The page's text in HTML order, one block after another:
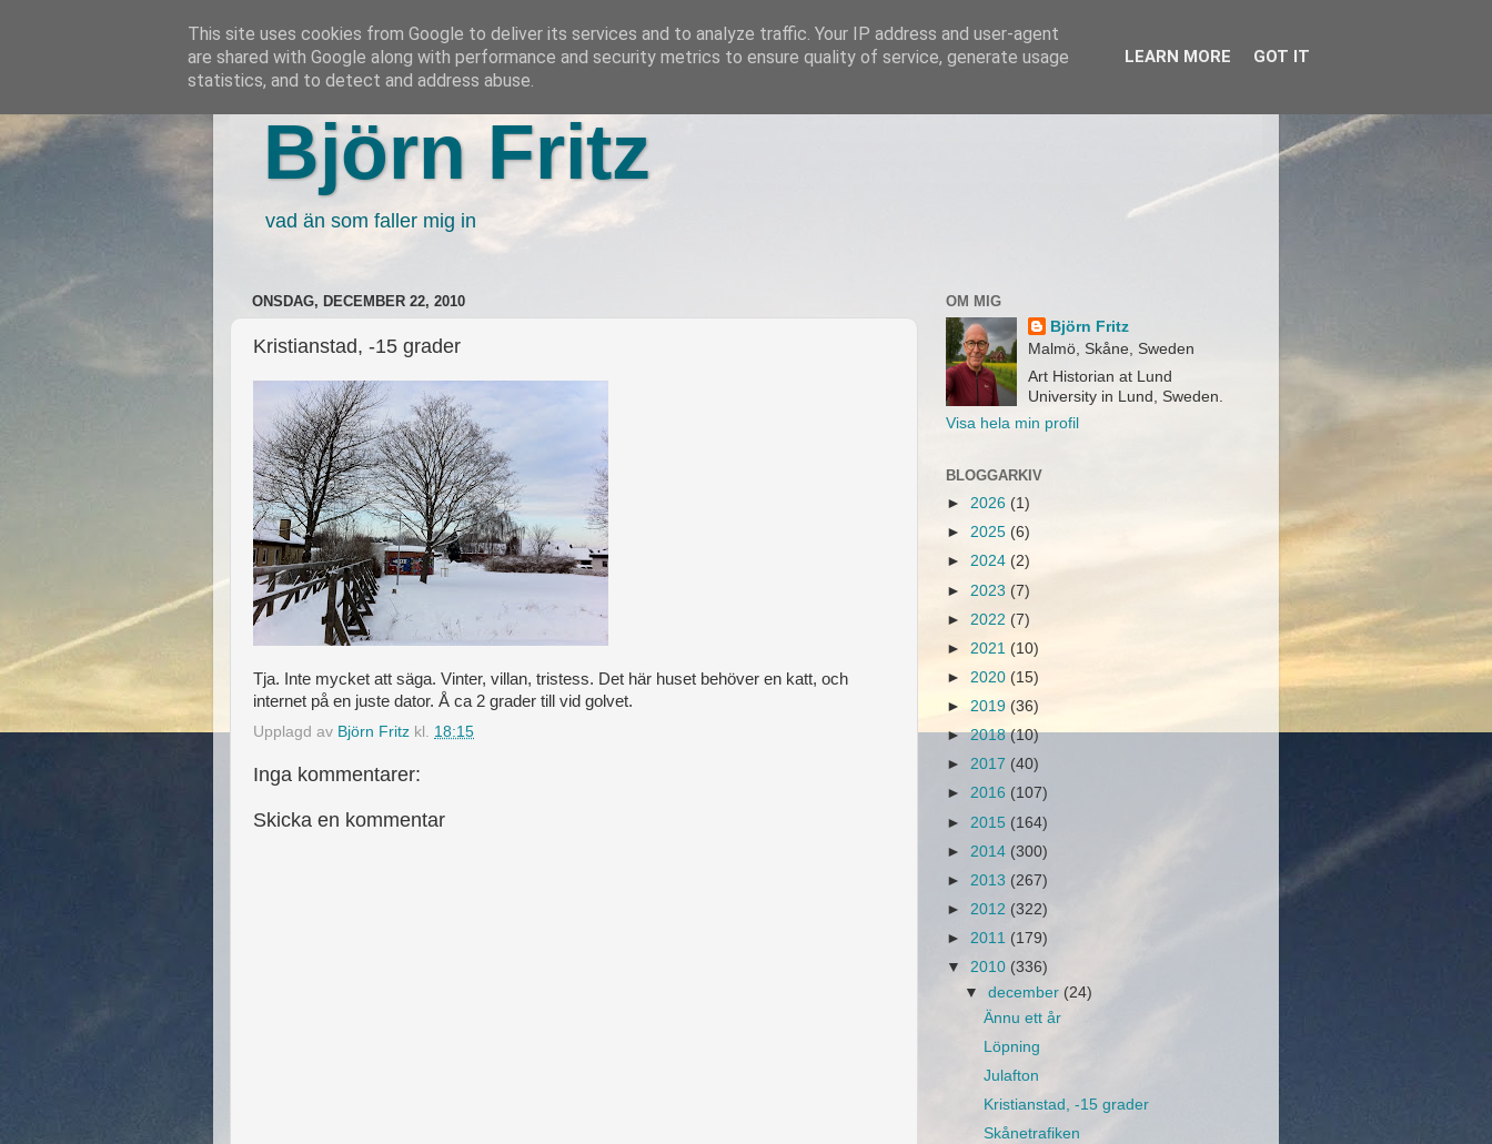
Björn Fritz
vad än som faller mig in
ONSDAG, DECEMBER 22, 2010
Kristianstad, -15 grader
Tja. Inte mycket att säga. Vinter, villan, tristess. Det här huset behöver en katt, och
internet på en juste dator. Å ca 2 grader till vid golvet.
Upplagd av Björn Fritz kl. 18:15
Inga kommentarer:
Skicka en kommentar
OM MIG
Björn Fritz
Malmö, Skåne, Sweden
Art Historian at Lund
University in Lund, Sweden.
Visa hela min profil
BLOGGARKIV
► 2026 (1)
► 2025 (6)
► 2024 (2)
► 2023 (7)
► 2022 (7)
► 2021 (10)
► 2020 (15)
► 2019 (36)
►2018(10)
► 2017 (40)
► 2016 (107)
► 2015 (164)
► 2014 (300)
► 2013 (267)
► 2012 (322)
► 2011 (179)
▼ 2010 (336)
▼december (24)
Ännu ett år
Löpning
Julafton
Kristianstad, -15 grader
Skånetrafiken
This site uses cookies from Google to deliver its services and to analyze traffic. Your IP address and user-agent
are shared with Google along with performance and security metrics to ensure quality of service, generate usage
statistics, and to detect and address abuse.
LEARN MORE GOT IT